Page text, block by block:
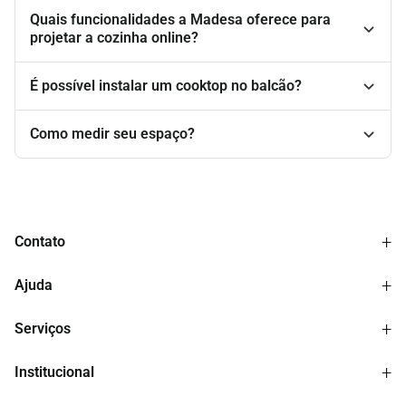
Quais funcionalidades a Madesa oferece para
projetar a cozinha online?
É possível instalar um cooktop no balcão?
Como medir seu espaço?
Contato +
Telefone: 0800 9403534
Segunda à sexta: 7h às 19h30min
Ajuda +
Rastreie seu pedido
Política de trocas e devoluções
Serviços +
Projeto de guarda-roupa
Institucional +